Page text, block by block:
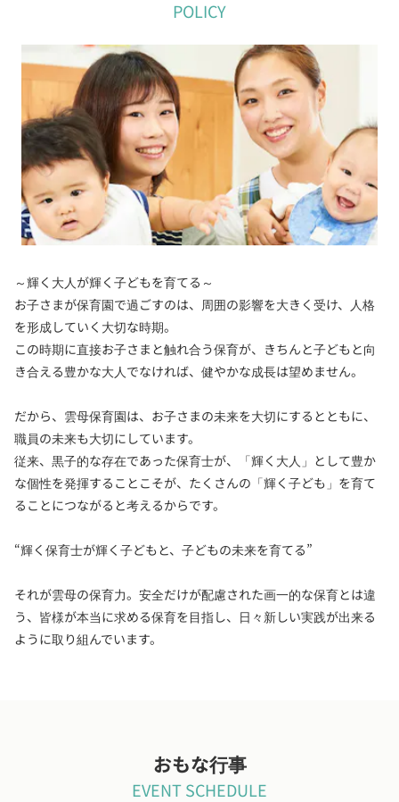
POLICY
～輝く大人が輝く子どもを育てる～
お子さまが保育園で過ごすのは、周囲の影響を大きく受け、人格
を形成していく大切な時期。
この時期に直接お子さまと触れ合う保育が、きちんと子どもと向
き合える豊かな大人でなければ、健やかな成長は望めません。
だから、雲母保育園は、お子さまの未来を大切にするとともに、
職員の未来も大切にしています。
従来、黒子的な存在であった保育士が、「輝く大人」として豊か
な個性を発揮することこそが、たくさんの「輝く子ども」を育て
ることにつながると考えるからです。
“輝く保育士が輝く子どもと、子どもの未来を育てる”
それが雲母の保育力。安全だけが配慮された画一的な保育とは違
う、皆様が本当に求める保育を目指し、日々新しい実践が出来る
ように取り組んでいます。
おもな行事
EVENT SCHEDULE